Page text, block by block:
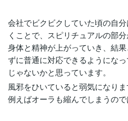
会社でビクビクしていた頃の自
くことで、スピリチュアルの部分
身体と精神が上がっていき、結
ずに普通に対応できるようにな
じゃないかと思っています。
風邪をひいていると弱気になりま
例えばオーラも縮んでしまうので